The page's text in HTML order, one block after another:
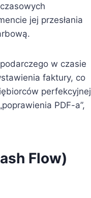
jej przesłania
w czasie
faktury, co
perfekcyjnej
PDF-a”,
Flow)